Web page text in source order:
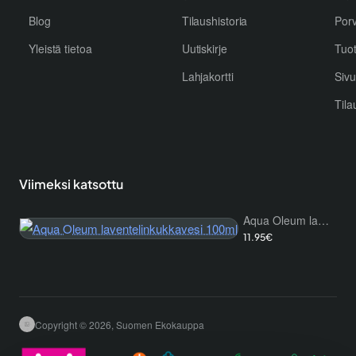
Blog
Yleistä tietoa
Tilaushistoria
Uutiskirje
Lahjakortti
Viimeksi katsottu
Aqua Oleum laventelinkukkavesi 100ml
11.95€
Copyright © 2026, Suomen Ekokauppa